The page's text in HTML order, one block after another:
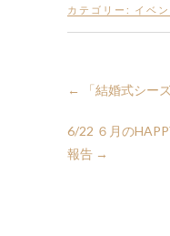
カテゴリー: イベ
← 「結婚式シー
6/22 ６月の
報告 →